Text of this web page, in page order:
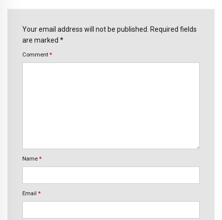
Your email address will not be published. Required fields
are marked *
Comment *
Name *
Email *